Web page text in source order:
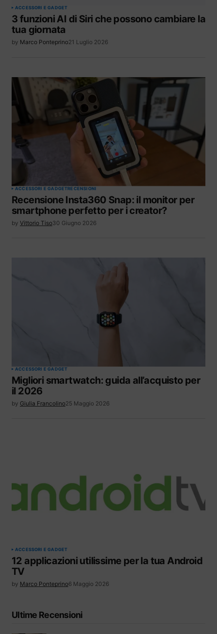
ACCESSORI E GADGET
3 funzioni AI di Siri che possono cambiare la
tua giornata
by Marco Ponteprino21 Luglio 2026
ACCESSORI E GADGETRECENSIONI
Recensione Insta360 Snap: il monitor per
smartphone perfetto per i creator?
by Vittorio Tiso30 Giugno 2026
ACCESSORI E GADGET
Migliori smartwatch: guida all’acquisto per
il 2026
by Giulia Francolino25 Maggio 2026
ACCESSORI E GADGET
12 applicazioni utilissime per la tua Android
TV
by Marco Ponteprino6 Maggio 2026
Ultime Recensioni